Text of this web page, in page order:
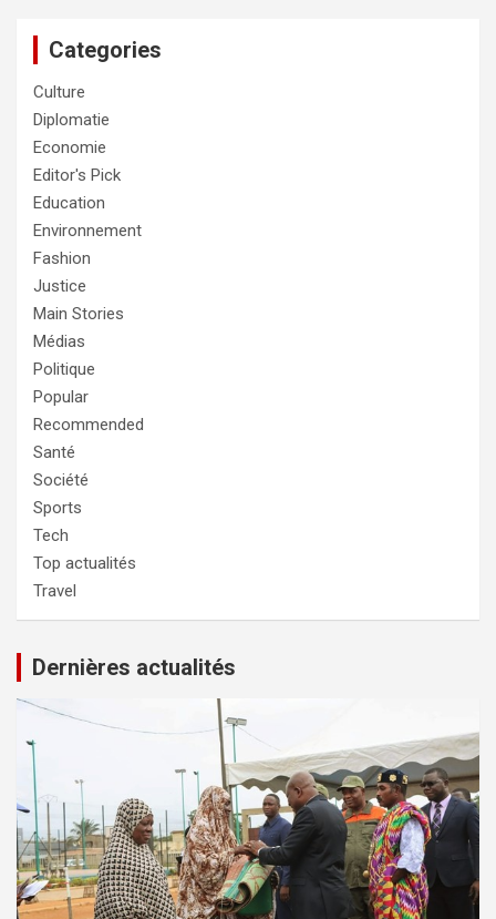
Categories
Culture
Diplomatie
Economie
Editor's Pick
Education
Environnement
Fashion
Justice
Main Stories
Médias
Politique
Popular
Recommended
Santé
Société
Sports
Tech
Top actualités
Travel
Dernières actualités